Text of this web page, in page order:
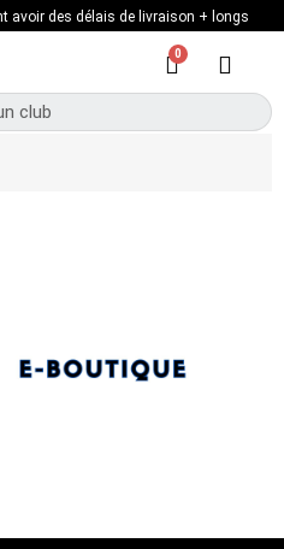
avoir des délais de livraison + longs